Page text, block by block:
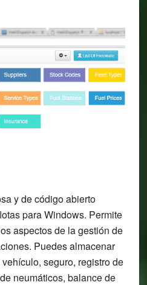
y de código abierto
para Windows. Permite
aspectos de la gestión de
Puedes almacenar
seguro, registro de
neumáticos, balance de